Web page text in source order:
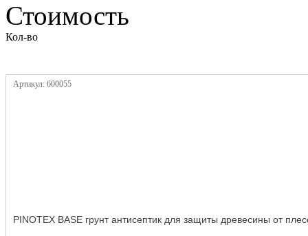
Стоимость
Кол-во
Артикул: 600055
PINOTEX BASE грунт антисептик для защиты древесины от